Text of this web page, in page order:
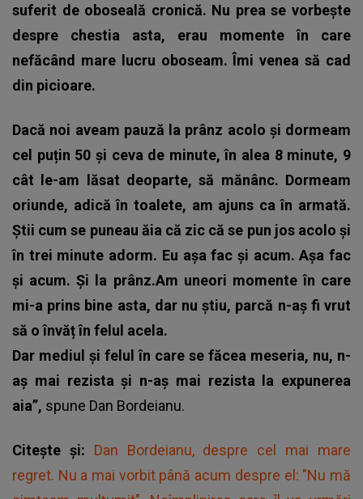
suferit de oboseală cronică. Nu prea se vorbește
despre chestia asta, erau momente în care
nefăcând mare lucru oboseam. Îmi venea să cad
din picioare.
Dacă noi aveam pauză la prânz acolo și dormeam
cel puțin 50 și ceva de minute, în alea 8 minute, 9
cât le-am lăsat deoparte, să mănânc. Dormeam
oriunde, adică în toalete, am ajuns ca în armată.
Știi cum se puneau ăia că zic că se pun jos acolo și
în trei minute adorm. Eu așa fac și acum. Așa fac
și acum. Și la prânz.Am uneori momente în care
mi-a prins bine asta, dar nu știu, parcă n-aș fi vrut
să o învăț în felul acela.
Dar mediul și felul în care se făcea meseria, nu, n-
aș mai rezista și n-aș mai rezista la expunerea
aia”, spune Dan Bordeianu.
Citește și: Dan Bordeianu, despre cel mai mare
regret. Nu a mai vorbit până acum despre el: "Nu mă